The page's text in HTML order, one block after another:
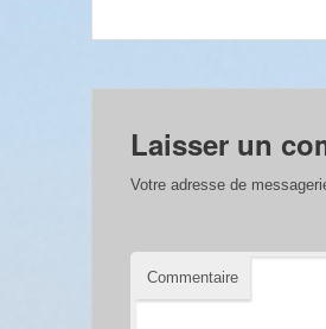
Laisser un
Votre adresse de
Commentaire